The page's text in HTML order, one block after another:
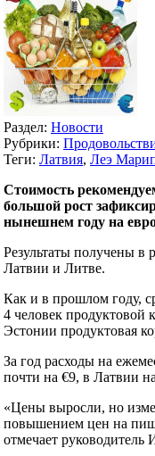
Раздел: Новости
Рубрики:
Теги: Латвия, Леэ
Стоимость
большой рост
нынешнем году на
Результаты получены в
Латвии и Литве.
Как и в прошлом году,
4 человек продуктовой
Эстонии продуктовая
За год расходы на
почти на €9, в Латвии
«Цены выросли, но
повышением цен на
отмечает